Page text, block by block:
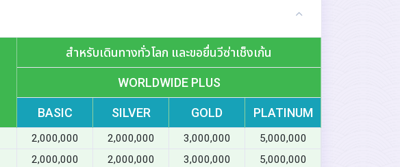
สำหรับเดินทางทั่วโลก และขอยื่นวีซ่าเช็งเก้น
WORLDWIDE PLUS
BASIC SILVER GOLD PLATINUM
2,000,000 2,000,000 3,000,000
5,000,000
2,000,000
2,000,000
3,000,000
5,000,000